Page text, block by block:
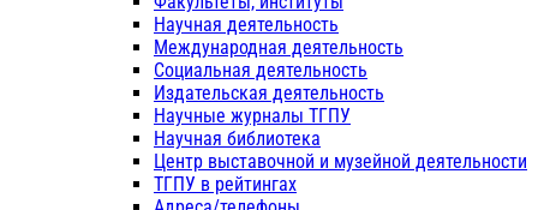
Научная деятельность
Международная деятельность
Социальная деятельность
Издательская деятельность
Научные журналы ТГПУ
Научная библиотека
Центр выставочной и музейной деятельности
ТГПУ в рейтингах